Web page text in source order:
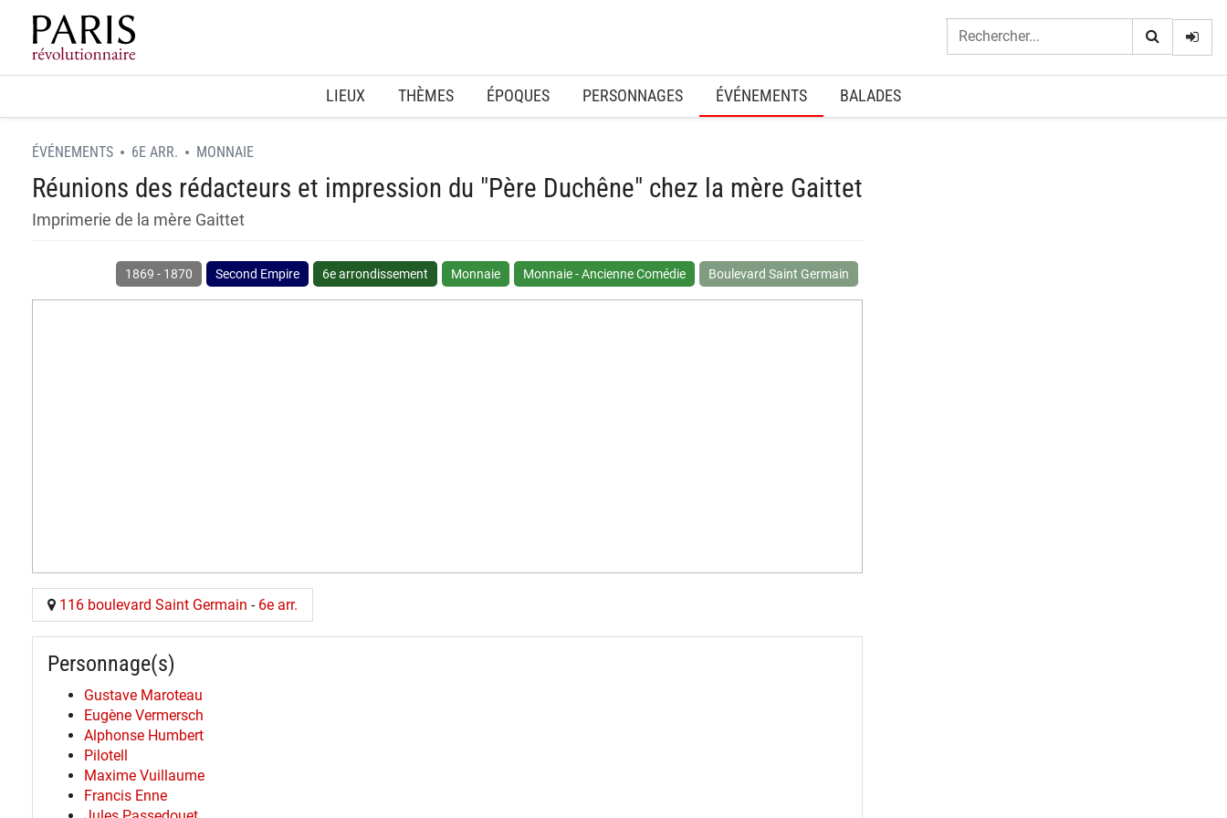
Home
LIEUX THÈMES ÉPOQUES PERSONNAGES ÉVÉNEMENTS BALADES
ÉVÉNEMENTS 6E ARR. MONNAIE
Réunions des rédacteurs et impression du "Père Duchêne" chez la mère Gaittet
Imprimerie de la mère Gaittet
1869 - 1870 Second Empire 6e arrondissement Monnaie Monnaie - Ancienne Comédie Boulevard Saint Germain
116 boulevard Saint Germain - 6e arr.
Personnage(s)
Gustave Maroteau
Eugène Vermersch
Alphonse Humbert
Pilotell
Maxime Vuillaume
Francis Enne